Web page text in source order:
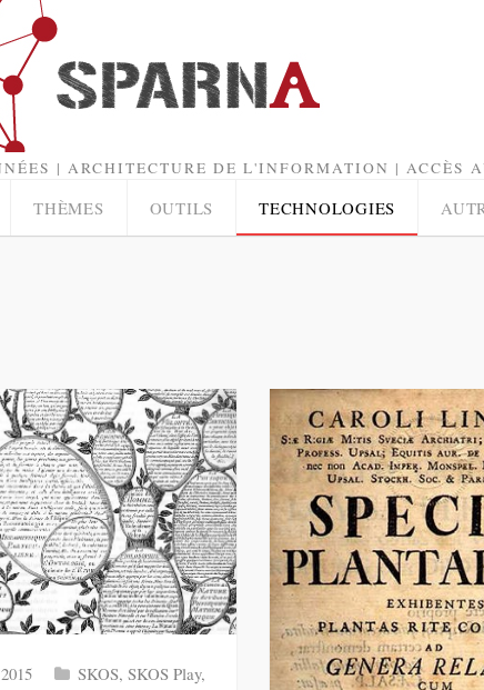
| ARCHITECTURE DE L'INFORMATION | ACCÈS
THÈMES OUTILS TECHNOLOGIES
SKOS, SKOS Play,